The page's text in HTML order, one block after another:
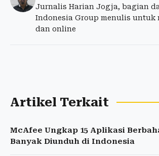
Jurnalis Harian Jogja, bagian
Indonesia Group menulis untuk
dan online
Artikel Terkait
McAfee Ungkap 15 Aplikasi
Banyak Diunduh di Indonesia